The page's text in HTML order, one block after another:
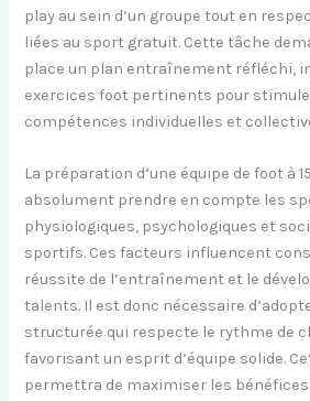
play au sein d’un groupe tout en
liées au sport gratuit. Cette tâche
place un plan entraînement réfléchi,
exercices foot pertinents pour
compétences individuelles et
La préparation d’une équipe de foot à
absolument prendre en compte les
physiologiques, psychologiques et
sportifs. Ces facteurs influencent
réussite de l’entraînement et le
talents. Il est donc nécessaire
structurée qui respecte le rythme de
favorisant un esprit d’équipe solide.
permettra de maximiser les bénéfices